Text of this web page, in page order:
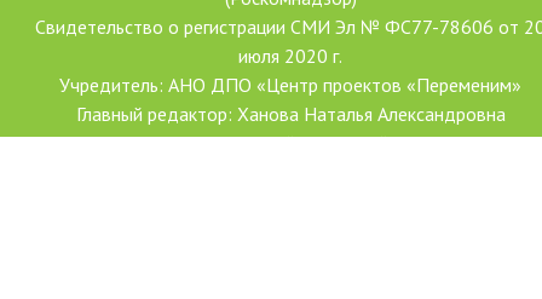
Свидетельство о регистрации СМИ Эл № ФС77-78606 от
июля 2020 г.
Учредитель: АНО ДПО «Центр проектов «Переменим»
Главный редактор: Ханова Наталья Александровна
Создание сайта: Форсайт